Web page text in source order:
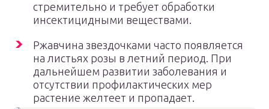
стремительно и требует обработки
инсектицидными веществами.
Ржавчина звездочками часто появляется
на листьях розы в летний период. При
дальнейшем развитии заболевания и
отсутствии профилактических мер
растение желтеет и пропадает.